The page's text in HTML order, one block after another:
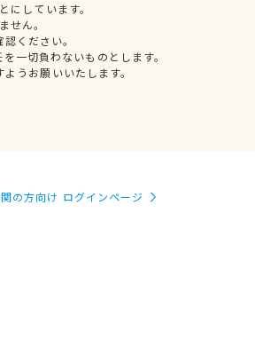
しています。
せん。
ください。
一切負わないものとします。
うお願いいたします。
の方向け ログインページ